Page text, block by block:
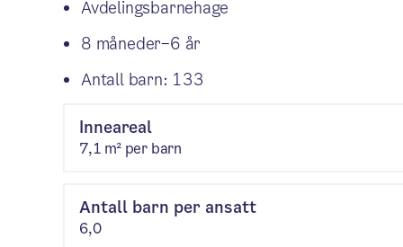
Avdelingsbarnehage
8 måneder–6 år
Antall barn: 133
Inneareal
7,1 m² per barn
Antall barn per ansatt
6,0